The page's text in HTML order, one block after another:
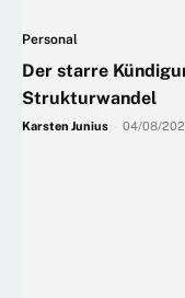
Personal
Der starre
Strukturwandel
Karsten Junius 04/08/